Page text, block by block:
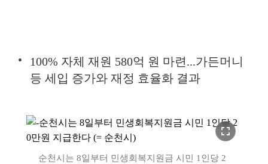
100% 자체 재원 580억 원 마련...가든머니
등 세입 증가와 재정 효율화 결과
fullscreen
순천시는 8일부터 민생회복지원금 시민 1인당 2